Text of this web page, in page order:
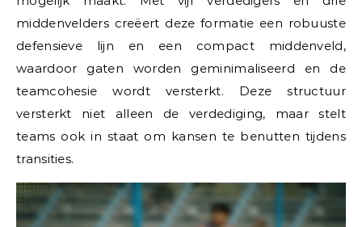
middenvelders creëert deze formatie een robuuste
defensieve lijn en een compact middenveld,
waardoor gaten worden geminimaliseerd en de
teamcohesie wordt versterkt. Deze structuur
versterkt niet alleen de verdediging, maar stelt
teams ook in staat om kansen te benutten tijdens
transities.